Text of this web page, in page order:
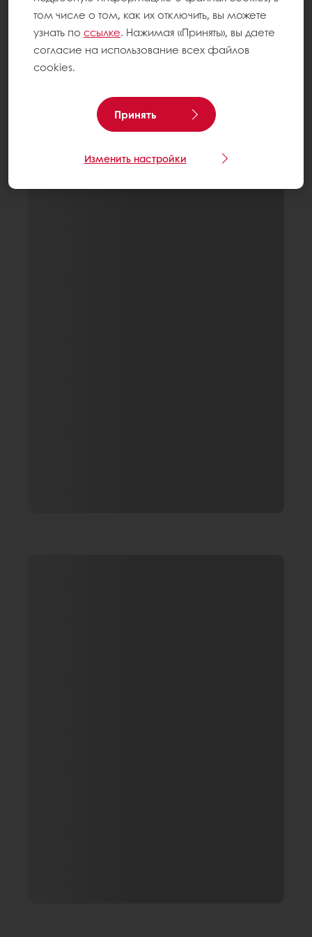
том числе о том, как их отключить, вы можете
узнать по ссылке. Нажимая «Принять», вы даете
согласие на использование всех файлов
cookies.
Принять
Изменить настройки